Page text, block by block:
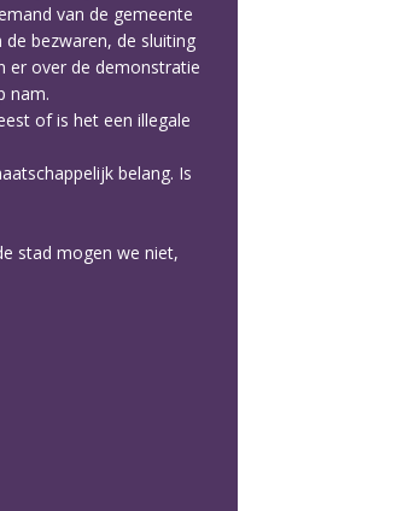
van de gemeente
bezwaren, de sluiting
er over de demonstratie
nam.
of is het een illegale
belang. Is
stad mogen we niet,